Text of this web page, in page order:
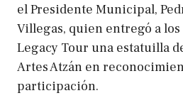
el Presidente Municipal,
Villegas, quien entregó a
Legacy Tour una estatuilla
Artes Atzán en
participación.